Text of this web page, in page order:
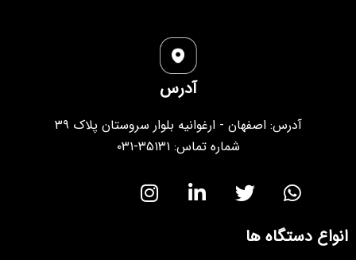
آدرس
آدرس: اصفهان - ارغوانیه بلوار سروستان پلاک ۳۹
شماره تماس: ۳۵۱۳۱-۰۳۱
انواع دستگاه ها